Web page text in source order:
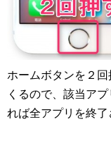
ホームボタンを２
くるので、該当ア
れば全アプリを終了